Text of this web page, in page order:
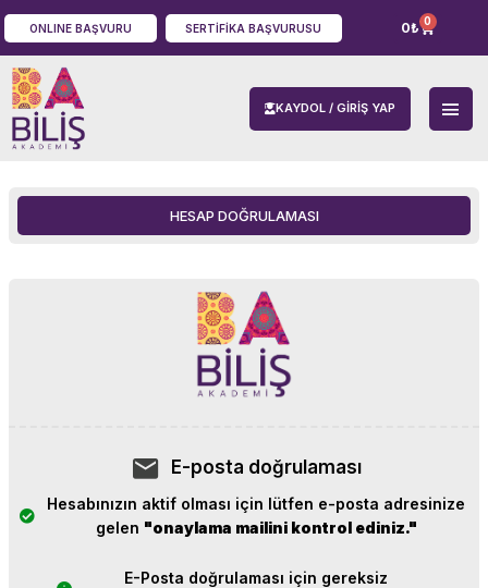
ONLINE BAŞVURU SERTIFIKA BAŞVURUSU 0₺ 0
KAYDOL / GIRIŞ YAP
HESAP DOĞRULAMASI
E-posta doğrulaması
Hesabınızın aktif olması için lütfen e-posta adresinize
gelen "onaylama mailini kontrol ediniz."
E-Posta doğrulaması için gereksiz